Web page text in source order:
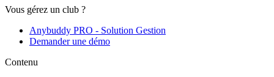
Vous gérez un club ?
Anybuddy PRO - Solution Gestion
Demander une démo
Contenu